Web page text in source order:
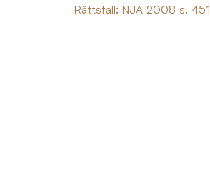
Rättsfall: NJA 2008 s. 451